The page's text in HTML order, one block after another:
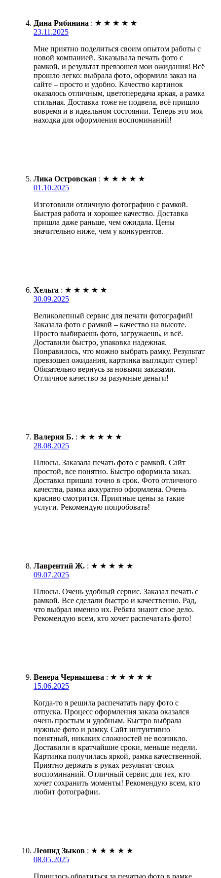
Дина Рябинина : ★ ★ ★ ★ ★
23.11.2025
Мне приятно поделиться своим опытом работы с
новой компанией. Заказывала печать фото с
рамкой, и результат превзошел мои ожидания! Всё
прошло легко: выбрала фото, оформила заказ на
сайте – просто и удобно. Качество картинок
оказалось отличным, цветопередача яркая, а рамка
стильная. Доставка тоже не подвела, всё пришло
вовремя и в идеальном состоянии. Теперь это моя
находка для оформления воспоминаний!
Лика Островская : ★ ★ ★ ★ ★
01.10.2025
Изготовили отличную фотографию с рамкой.
Быстрая работа и хорошее качество. Доставка
пришла даже раньше, чем ожидала. Цены
значительно ниже, чем у конкурентов.
Хельга : ★ ★ ★ ★ ★
30.09.2025
Великолепный сервис для печати фотографий!
Заказала фото с рамкой – качество на высоте.
Просто выбираешь фото, загружаешь, и всё.
Доставили быстро, упаковка надежная.
Понравилось, что можно выбрать рамку. Результат
превзошел ожидания, картинка выглядит супер!
Обязательно вернусь за новыми заказами.
Отличное качество за разумные деньги!
Валерия Б. : ★ ★ ★ ★ ★
28.08.2025
Плюсы. Заказала печать фото с рамкой. Сайт
простой, все понятно. Быстро оформила заказ.
Доставка пришла точно в срок. Фото отличного
качества, рамка аккуратно оформлена. Очень
красиво смотрится. Приятные цены за такие
услуги. Рекомендую попробовать!
Лаврентий Ж. : ★ ★ ★ ★ ★
09.07.2025
Плюсы. Очень удобный сервис. Заказал печать с
рамкой. Все сделали быстро и качественно. Рад,
что выбрал именно их. Ребята знают свое дело.
Рекомендую всем, кто хочет распечатать фото!
Венера Чернышева : ★ ★ ★ ★ ★
15.06.2025
Когда-то я решила распечатать пару фото с
отпуска. Процесс оформления заказа оказался
очень простым и удобным. Быстро выбрала
нужные фото и рамку. Сайт интуитивно
понятный, никаких сложностей не возникло.
Доставили в кратчайшие сроки, меньше недели.
Картинка получилась яркой, рамка качественной.
Приятно держать в руках результат своих
воспоминаний. Отличный сервис для тех, кто
хочет сохранить моменты! Рекомендую всем, кто
любит фотографии.
Леонид Зыков : ★ ★ ★ ★ ★
08.05.2025